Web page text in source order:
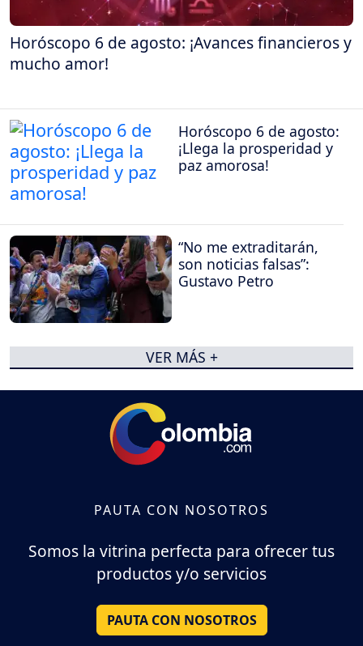
Horóscopo 6 de agosto: ¡Avances financieros y
mucho amor!
Horóscopo 6 de agosto:
¡Llega la prosperidad y
paz amorosa!
“No me extraditarán,
son noticias falsas”:
Gustavo Petro
VER MÁS +
PAUTA CON NOSOTROS
Somos la vitrina perfecta para ofrecer tus
productos y/o servicios
PAUTA CON NOSOTROS